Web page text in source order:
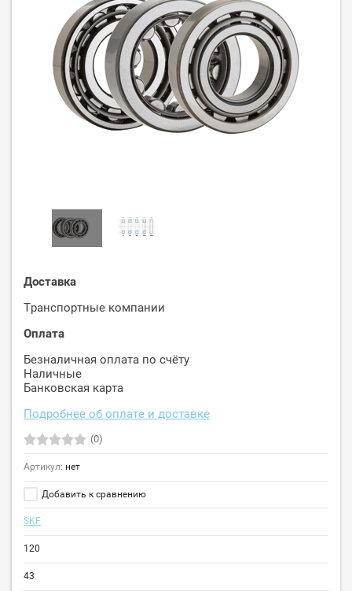
Доставка
Транспортные компании
Оплата
Безналичная оплата по счёту
Наличные
Банковская карта
Подробнее об оплате и доставке
(0)
Артикул: нет
Добавить к сравнению
SKF
120
43